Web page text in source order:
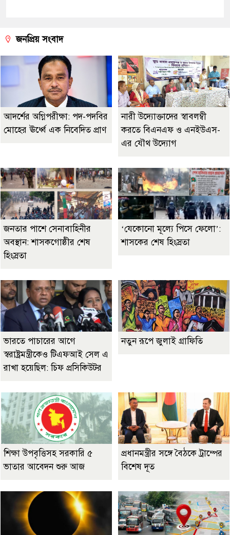
জনপ্রিয় সংবাদ
আদর্শের অগ্নিপরীক্ষা: পদ-পদবির
মোহের ঊর্ধ্বে এক নিবেদিত প্রাণ
নারী উদ্যোক্তাদের স্বাবলম্বী
করতে বিএনএফ ও এনইউএস-
এর যৌথ উদ্যোগ
জনতার পাশে সেনাবাহিনীর
অবস্থান: শাসকগোষ্ঠীর শেষ
হিংস্রতা
‘যেকোনো মূল্যে পিসে ফেলো’:
শাসকের শেষ হিংস্রতা
ভারতে পাচারের আগে
স্বরাষ্ট্রমন্ত্রীকেও টিএফআই সেল এ
রাখা হয়েছিল: চিফ প্রসিকিউটর
নতুন রূপে জুলাই গ্রাফিতি
শিক্ষা উপবৃত্তিসহ সরকারি ৫
ভাতার আবেদন শুরু আজ
প্রধানমন্ত্রীর সঙ্গে বৈঠকে ট্রাম্পের
বিশেষ দূত